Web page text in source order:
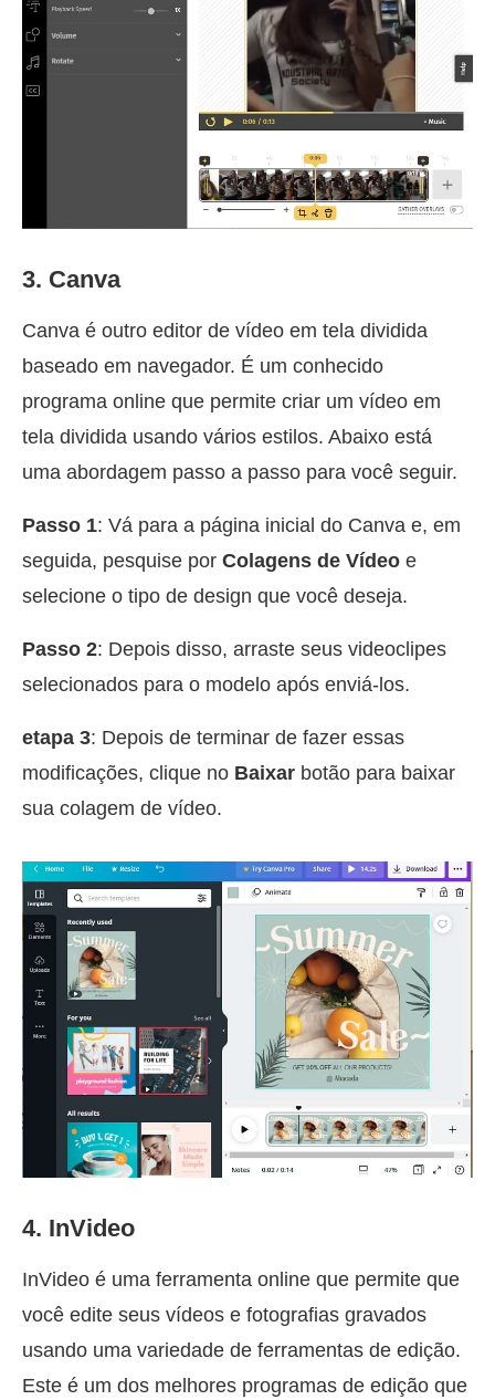
3. Canva
Canva é outro editor de vídeo em tela dividida
baseado em navegador. É um conhecido
programa online que permite criar um vídeo em
tela dividida usando vários estilos. Abaixo está
uma abordagem passo a passo para você seguir.
Passo 1: Vá para a página inicial do Canva e, em
seguida, pesquise por Colagens de Vídeo e
selecione o tipo de design que você deseja.
Passo 2: Depois disso, arraste seus videoclipes
selecionados para o modelo após enviá-los.
etapa 3: Depois de terminar de fazer essas
modificações, clique no Baixar botão para baixar
sua colagem de vídeo.
4. InVideo
InVideo é uma ferramenta online que permite que
você edite seus vídeos e fotografias gravados
usando uma variedade de ferramentas de edição.
Este é um dos melhores programas de edição que